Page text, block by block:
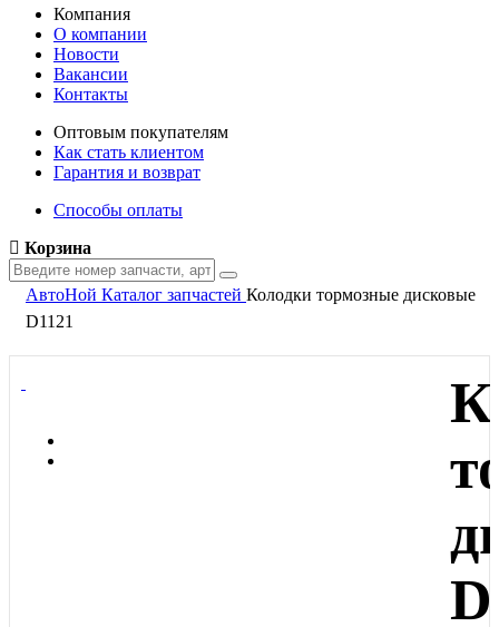
Компания
О компании
Новости
Вакансии
Контакты
Оптовым покупателям
Как стать клиентом
Гарантия и возврат
Способы оплаты
Корзина
АвтоНой Каталог запчастей Колодки тормозные дисковые
D1121